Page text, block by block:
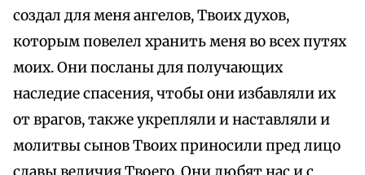
создал для меня ангелов, Твоих духов,
которым повелел хранить меня во всех путях
моих. Они посланы для получающих
наследие спасения, чтобы они избавляли их
от врагов, также укрепляли и наставляли и
молитвы сынов Твоих приносили пред лицо